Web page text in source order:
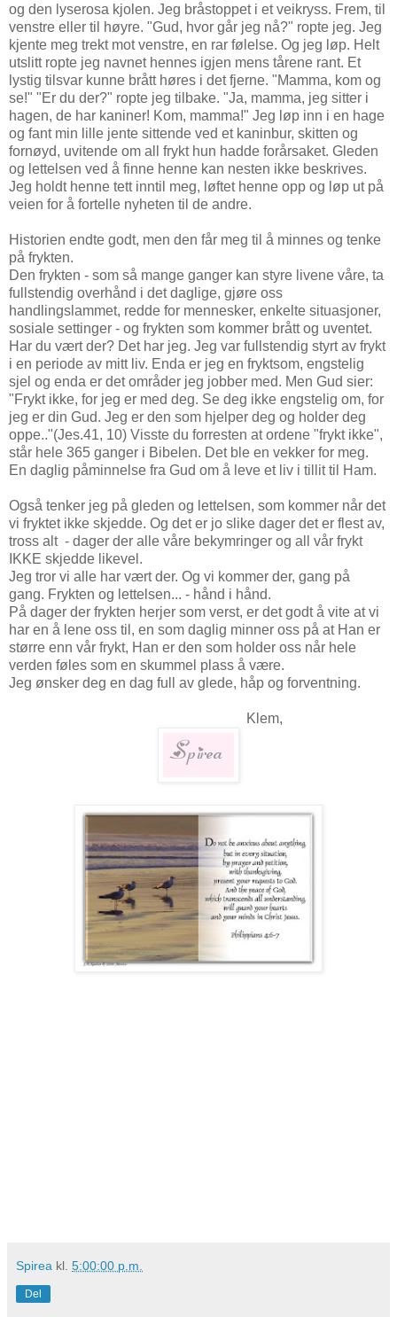
og den lyserosa kjolen. Jeg bråstoppet i et veikryss. Frem, til
venstre eller til høyre. "Gud, hvor går jeg nå?" ropte jeg. Jeg
kjente meg trekt mot venstre, en rar følelse. Og jeg løp. Helt
utslitt ropte jeg navnet hennes igjen mens tårene rant. Et
lystig tilsvar kunne brått høres i det fjerne. "Mamma, kom og
se!" "Er du der?" ropte jeg tilbake. "Ja, mamma, jeg sitter i
hagen, de har kaniner! Kom, mamma!" Jeg løp inn i en hage
og fant min lille jente sittende ved et kaninbur, skitten og
fornøyd, uvitende om all frykt hun hadde forårsaket. Gleden
og lettelsen ved å finne henne kan nesten ikke beskrives.
Jeg holdt henne tett inntil meg, løftet henne opp og løp ut på
veien for å fortelle nyheten til de andre.
Historien endte godt, men den får meg til å minnes og tenke
på frykten.
Den frykten - som så mange ganger kan styre livene våre, ta
fullstendig overhånd i det daglige, gjøre oss
handlingslammet, redde for mennesker, enkelte situasjoner,
sosiale settinger - og frykten som kommer brått og uventet.
Har du vært der? Det har jeg. Jeg var fullstendig styrt av frykt
i en periode av mitt liv. Enda er jeg en fryktsom, engstelig
sjel og enda er det områder jeg jobber med. Men Gud sier:
"Frykt ikke, for jeg er med deg. Se deg ikke engstelig om, for
jeg er din Gud. Jeg er den som hjelper deg og holder deg
oppe.."(Jes.41, 10) Visste du forresten at ordene "frykt ikke",
står hele 365 ganger i Bibelen. Det ble en vekker for meg.
En daglig påminnelse fra Gud om å leve et liv i tillit til Ham.
Også tenker jeg på gleden og lettelsen, som kommer når det
vi fryktet ikke skjedde. Og det er jo slike dager det er flest av,
tross alt - dager der alle våre bekymringer og all vår frykt
IKKE skjedde likevel.
Jeg tror vi alle har vært der. Og vi kommer der, gang på
gang. Frykten og lettelsen... - hånd i hånd.
På dager der frykten herjer som verst, er det godt å vite at vi
har en å lene oss til, en som daglig minner oss på at Han er
større enn vår frykt, Han er den som holder oss når hele
verden føles som en skummel plass å være.
Jeg ønsker deg en dag full av glede, håp og forventning.
Klem,
Spirea kl. 5:00:00 p.m.
Del